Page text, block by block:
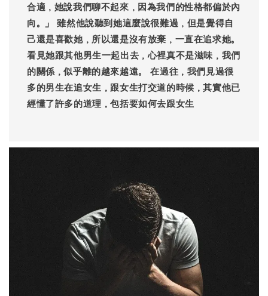
合適，她說我們聊不起來，因為我們的性格都偏於內
向。」 雖然他說聽到她這麼說很難過，但是覺得自
己還是喜歡她，所以還是沒有放棄，一直在追求她。
看見她跟其他男生一起出去，心裡真不是滋味，我們
的關係，似乎離的越來越遠。 在過往，我們見過很
多的男生在追女生，跟女生打交道的時候，其實他已
經懂了許多的道理，包括要如何去跟女生